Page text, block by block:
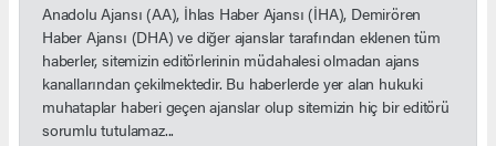
Anadolu Ajansı (AA), İhlas Haber Ajansı (İHA), Demirören
Haber Ajansı (DHA) ve diğer ajanslar tarafından eklenen tüm
haberler, sitemizin editörlerinin müdahalesi olmadan ajans
kanallarından çekilmektedir. Bu haberlerde yer alan hukuki
muhataplar haberi geçen ajanslar olup sitemizin hiç bir editörü
sorumlu tutulamaz...